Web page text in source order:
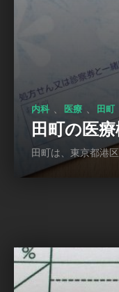
内科 医療 田町
田町の医
田町は、東京都港